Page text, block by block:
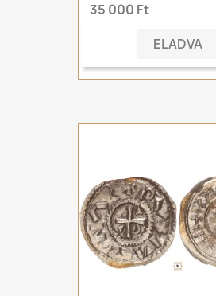
35 000 Ft
ELADVA